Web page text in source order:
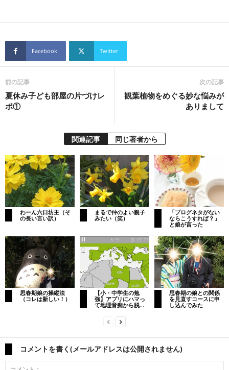
Facebook Twitter
前の記事
夏休み子ども部屋の片づけレ
ポ①
次の記事
観葉植物をめぐる妙な悩みが
ありまして
関連記事 同じ著者から
わーん六日坊主（そ
の長い言い訳）
まるで仲のよい親子
みたい（笑）
「ブログネタがない
ならこうすれば？」
と娘が言った
思春期娘の操縦法
（コレは新しい！）
【小・中学生の勉
強】アプリにハマっ
て地理音痴から脱...
思春期の娘との関係
を見直すコースに申
し込んでみた
コメントを書く(メールアドレスは公開されません)